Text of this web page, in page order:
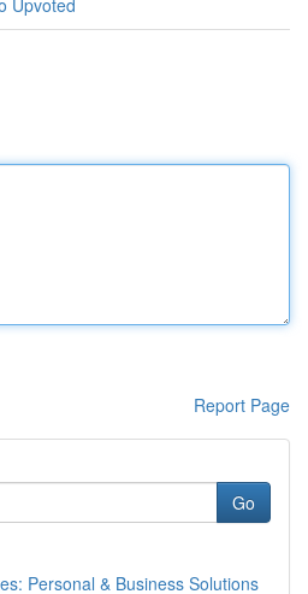
Upvoted
Report Page
Go
Personal & Business Solutions